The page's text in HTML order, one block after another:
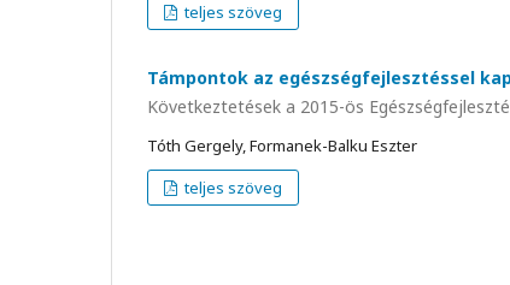
teljes szöveg
Támpontok az egészségfejlesztéssel
Következtetések a 2015-ös
Tóth Gergely, Formanek-Balku Eszter
teljes szöveg